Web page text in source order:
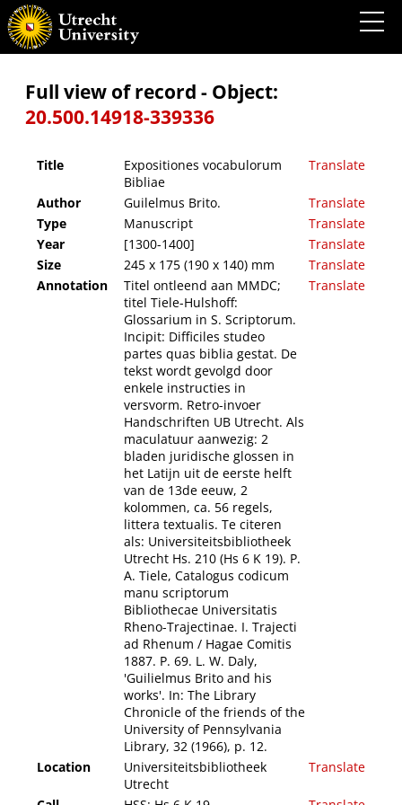
Expositiones vocabulorum Bibliae
Full view of record - Object:
20.500.14918-339336
Title
Expositiones vocabulorum
Bibliae
Translate
Author Guilelmus Brito.
Translate
Type
Manuscript
Translate
Year
[1300-1400]
Translate
Size
245 x 175 (190 x 140) mm
Translate
Annotation
Titel ontleend aan MMDC;
titel Tiele-Hulshoff:
Glossarium in S. Scriptorum.
Incipit: Difficiles studeo
partes quas biblia gestat. De
tekst wordt gevolgd door
enkele instructies in
versvorm. Retro-invoer
Handschriften UB Utrecht. Als
maculatuur aanwezig: 2
bladen juridische glossen in
het Latijn uit de eerste helft
van de 13de eeuw, 2
kolommen, ca. 56 regels,
littera textualis. Te citeren
als: Universiteitsbibliotheek
Utrecht Hs. 210 (Hs 6 K 19). P.
A. Tiele, Catalogus codicum
manu scriptorum
Bibliothecae Universitatis
Rheno-Trajectinae. I. Trajecti
ad Rhenum / Hagae Comitis
1887. P. 69. L. W. Daly,
'Guilielmus Brito and his
works'. In: The Library
Chronicle of the friends of the
University of Pennsylvania
Library, 32 (1966), p. 12.
Translate
Location
Universiteitsbibliotheek
Utrecht
Translate